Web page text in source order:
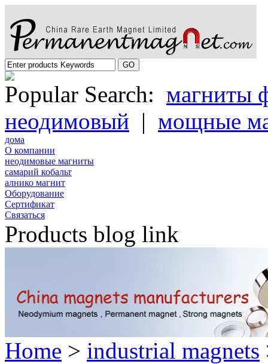
Popular Search: магниты
неодимовый | мощные
дома
О компании
неодимовые магниты
самарий кобальт
алнико магнит
Oборудование
Cертификат
Cвязаться
Products blog link
Home > industrial magnets